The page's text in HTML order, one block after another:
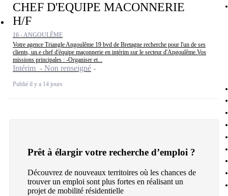
CHEF D'EQUIPE MACONNERIE
H/F
16 - ANGOULÊME
Votre agence Triangle Angoulême 19 bvd de Bretagne recherche pour l'un de ses
clients, un.e chef d'équipe maçonnerie en intérim sur le secteur d'Angoulême.Vos
missions principales : -Organiser et...
Intérim - Non renseigné
Publié il y a 14 jours
Prêt à élargir votre recherche d’emploi ?
Découvrez de nouveaux territoires où les chances de
trouver un emploi sont plus fortes en réalisant un
projet de mobilité résidentielle